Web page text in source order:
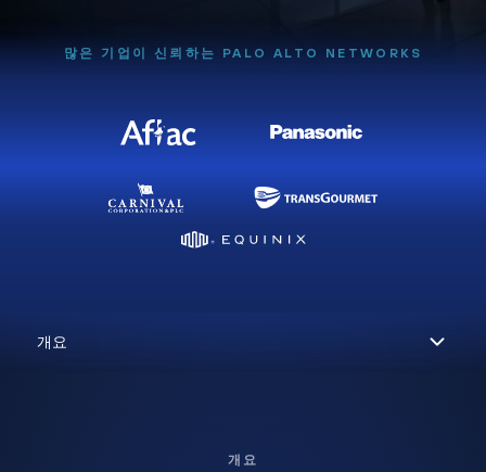
많은 기업이 신뢰하는 PALO ALTO NETWORKS
개요